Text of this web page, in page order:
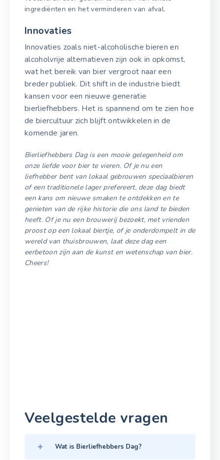
ingrediënten en het verminderen van afval.
Innovaties
Innovaties zoals niet-alcoholische bieren en
alcoholvrije alternatieven zijn ook in opkomst,
wat het bereik van bier vergroot naar een
breder publiek. Dit shift in de industrie biedt
kansen voor een nieuwe generatie
bierliefhebbers. Het is spannend om te zien hoe
de biercultuur zich blijft ontwikkelen in de
komende jaren.
Bierliefhebbers Dag is een mooie gelegenheid om
onze liefde voor bier te vieren. Of je nu een
liefhebber bent van lokaal gebrouwen speciaalbieren
of een traditionele lager prefereert, deze dag biedt
een kans om nieuwe smaken te ontdekken en te
genieten van de rijke historie die ons land te bieden
heeft. Of je nu een brouwerij bezoekt, met vrienden
proost op een lokaal biertje, of je onderdompelt in de
wereld van thuisbrouwen, laat deze dag een
eerbetoon zijn aan de kunst en wetenschap van bier.
Cheers!
Veelgestelde vragen
Wat is Bierliefhebbers Dag?